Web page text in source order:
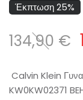
Έκπτωση 25%
134,90 €
Calvin Klein
KW0KW02371